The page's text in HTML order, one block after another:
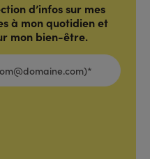
d’infos sur mes
à mon quotidien et
mon bien-être.